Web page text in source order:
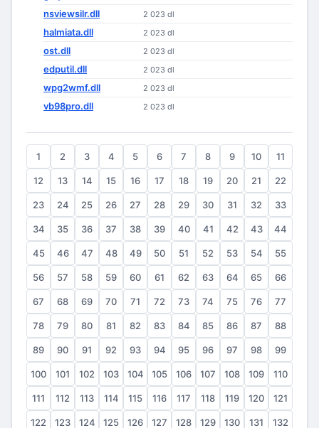
nsviewsilr.dll 2 023 dl
halmiata.dll 2 023 dl
ost.dll 2 023 dl
edputil.dll 2 023 dl
wpg2wmf.dll 2 023 dl
vb98pro.dll 2 023 dl
1 2 3 4 5 6 7 8 9 10 11
12 13 14 15 16 17 18 19 20 21 22
23 24 25 26 27 28 29 30 31 32 33
34 35 36 37 38 39 40 41 42 43 44
45 46 47 48 49 50 51 52 53 54 55
56 57 58 59 60 61 62 63 64 65 66
67 68 69 70 71 72 73 74 75 76 77
78 79 80 81 82 83 84 85 86 87 88
89 90 91 92 93 94 95 96 97 98 99
100 101 102 103 104 105 106 107 108 109 110
111 112 113 114 115 116 117 118 119 120 121
122 123 124 125 126 127 128 129 130 131 132